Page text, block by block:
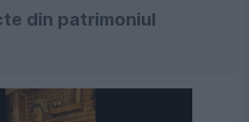
din patrimoniul